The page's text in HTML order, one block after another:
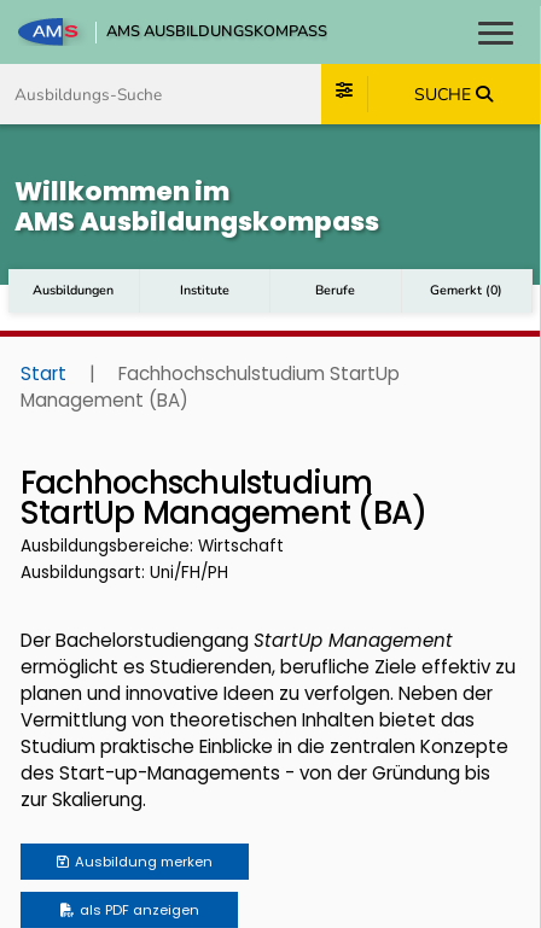
AMS AUSBILDUNGSKOMPASS
SUCHE
Willkommen im
AMS Ausbildungskompass
Ausbildungen Institute Berufe Gemerkt (0)
Start |
Fachhochschulstudium StartUp
Management (BA)
Fachhochschulstudium
StartUp Management (BA)
Ausbildungsbereiche: Wirtschaft
Ausbildungsart: Uni/FH/PH
Der BachelorstudiengangStartUp Management
ermöglicht es Studierenden, berufliche Ziele effektiv zu
planen und innovative Ideen zu verfolgen. Neben der
Vermittlung von theoretischen Inhalten bietet das
Studium praktische Einblicke in die zentralen Konzepte
des Start-up-Managements - von der Gründung bis
zur Skalierung.
Ausbildung merken
als PDF anzeigen